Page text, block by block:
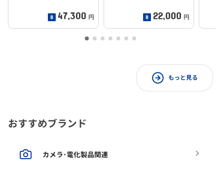
47,300 円 22,000 円
もっと見る
おすすめブランド
カメラ･電化製品関連